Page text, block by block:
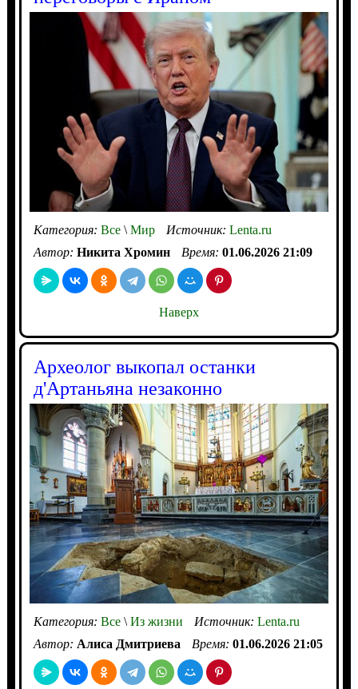
Категория: Все\Мир Источник: Lenta.ru
Автор: Никита Хромин Время: 01.06.2026 21:09
Наверх
Археолог выкопал останки
д'Артаньяна незаконно
Категория: Все\Из жизни Источник: Lenta.ru
Автор: Алиса Дмитриева Время: 01.06.2026 21:05